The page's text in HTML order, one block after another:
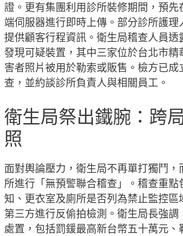
證。更有集團利用診所裝修期間，預
端伺服器進行即時上傳。部分診所護
提供顧客行程資訊。衛生局稽查人員
發現可疑裝置，其中三家位於台北市
害者照片被用於勒索或販售。檢方已
查，並約談診所負責人與相關員工。
衛生局祭出鐵腕：跨
照
面對輿論壓力，衛生局不再單打獨鬥
所進行「無預警聯合稽查」。稽查重
知、更衣室及廁所是否列為禁止監控
第三方進行反偷拍檢測。衛生局長強
處置，包括罰鍰最高新台幣五十萬元